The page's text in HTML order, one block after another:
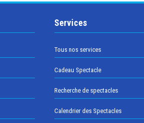
Services
Tous nos services
Cadeau Spectacle
Recherche de spectacles
Calendrier des Spectacles